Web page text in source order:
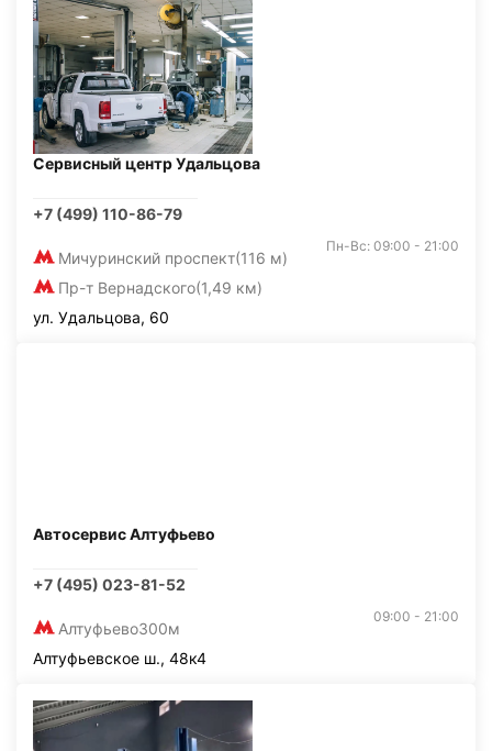
Сервисный центр Удальцова
+7 (499) 110-86-79
Мичуринский проспект(116 м)
Пр-т Вернадского(1,49 км)
Пн-Вс: 09:00 - 21:00
ул. Удальцова, 60
Автосервис Алтуфьево
+7 (495) 023-81-52
Алтуфьево300м
09:00 - 21:00
Алтуфьевское ш., 48к4